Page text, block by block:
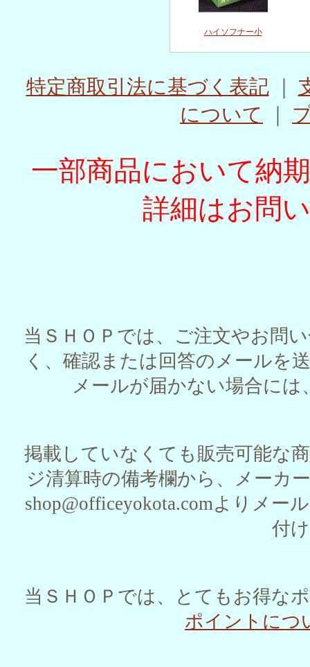
ハイソフナー小
特定商取引法に基づく表記｜
について
｜
一部商品において納
詳細はお問
当ＳＨＯＰでは、ご注文やお問
く、確認または回答のメールを
メールが届かない場合に
掲載していなくても販売可能な
ジ清算時の備考欄から、メーカ
shop@officeyokota.comよりメー
付
当ＳＨＯＰでは、とてもお得な
ポイントにつ